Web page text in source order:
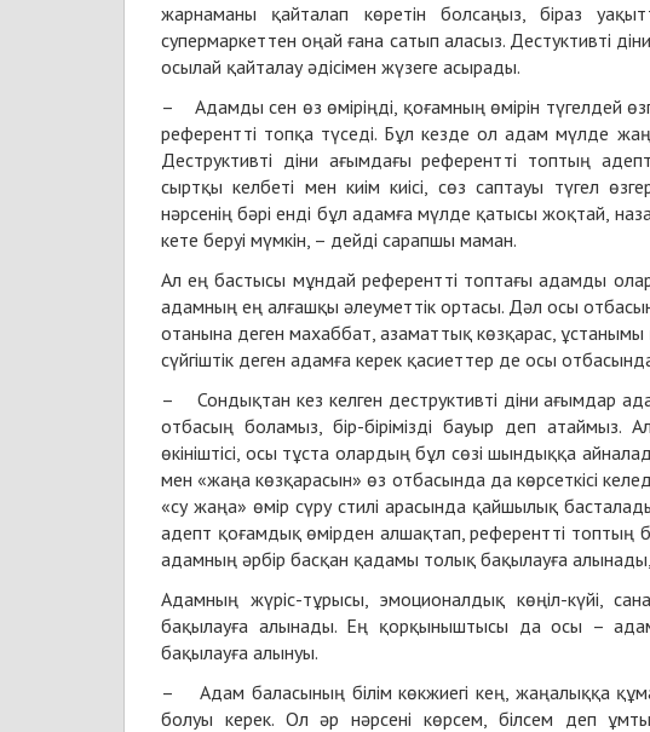
жарнаманы қайталап көретін болсаңыз, біраз
супермаркеттен оңай ғана сатып аласыз. Дестуктивті
осылай қайталау әдісімен жүзеге асырады.
– Адамды сен өз өміріңді, қоғамның өмірін түгелдей
референтті топқа түседі. Бұл кезде ол адам мүлде
Деструктивті діни ағымдағы референтті топтың
сыртқы келбеті мен киім киісі, сөз саптауы түгел
нәрсенің бәрі енді бұл адамға мүлде қатысы жоқтай,
кете беруі мүмкін, – дейді сарапшы маман.
Ал ең бастысы мұндай референтті топтағы адамды
адамның ең алғашқы әлеуметтік ортасы. Дәл осы
отанына деген махаббат, азаматтық көзқарас, ұстанымы
сүйгіштік деген адамға керек қасиеттер де осы
– Сондықтан кез келген деструктивті діни ағымдар
отбасың боламыз, бір-бірімізді бауыр деп атаймыз.
өкініштісі, осы тұста олардың бұл сөзі шындыққа
мен «жаңа көзқарасын» өз отбасында да көрсеткісі
«су жаңа» өмір сүру стилі арасында қайшылық
адепт қоғамдық өмірден алшақтап, референтті
адамның әрбір басқан қадамы толық бақылауға
Адамның жүріс-тұрысы, эмоционалдық көңіл-күйі,
бақылауға алынады. Ең қорқыныштысы да осы –
бақылауға алынуы.
– Адам баласының білім көкжиегі кең, жаңалыққа
болуы керек. Ол әр нәрсені көрсем, білсем деп